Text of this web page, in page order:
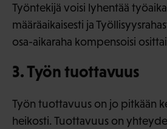
Työntekijä voisi lyhentää
määräaikaisesti ja
osa-aikaraha kompensoisi
3. Työn tuottavuus
Työn tuottavuus on jo pitkään
heikosti. Tuottavuus on